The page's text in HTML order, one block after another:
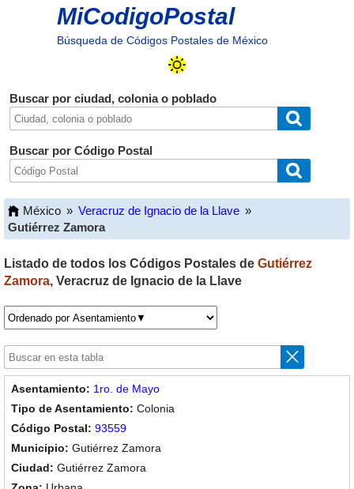
MiCodigoPostal
Búsqueda de Códigos Postales de México
Buscar por ciudad, colonia o poblado
Buscar por Código Postal
México » Veracruz de Ignacio de la Llave »
Gutiérrez Zamora
Listado de todos los Códigos Postales de Gutiérrez
Zamora, Veracruz de Ignacio de la Llave
1ro. de Mayo
Colonia
93559
Gutiérrez Zamora
Gutiérrez Zamora